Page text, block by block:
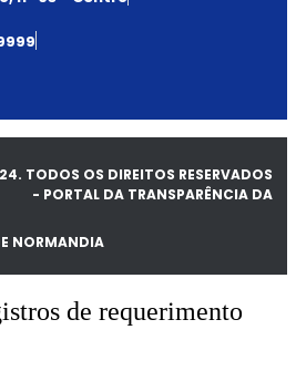
TODOS OS DIREITOS RESERVADOS
- PORTAL DA TRANSPARÊNCIA DA
NORMANDIA
de requerimento